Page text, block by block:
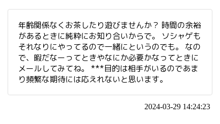
年齢関係なくお茶したり遊びませんか？ 時間の余裕
があるときに純粋にお知り合いからで。 ソシャゲも
それなりにやってるので一緒にというのでも。 なの
で、暇だなーってときやなにか必要かなってときに
メールしてみてね。 ***目的は相手がいるのであま
り頻繁な期待には応えれないと思います。
2024-03-29 14:24:23